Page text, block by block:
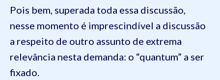
Pois bem, superada toda essa discussão,
nesse momento é imprescindível a discussão
a respeito de outro assunto de extrema
relevância nesta demanda: o “quantum” a ser
fixado.